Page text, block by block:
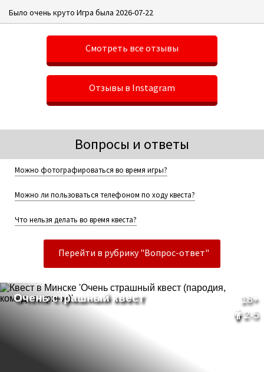
Было очень круто Игра была 2026-07-22
Смотреть все отзывы
Отзывы в Instagram
Вопросы и ответы
Можно фотографироваться во время игры?
Можно ли пользоваться телефоном по ходу квеста?
Что нельзя делать во время квеста?
Перейти в рубрику "Вопрос-ответ"
18+
2-5